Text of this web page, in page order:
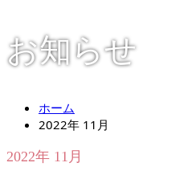
お知らせ
ホーム
2022年 11月
2022年 11月